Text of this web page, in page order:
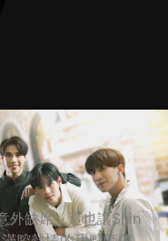
外缺席，這也讓Shin